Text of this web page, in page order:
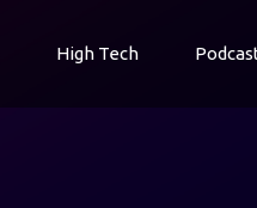
High Tech